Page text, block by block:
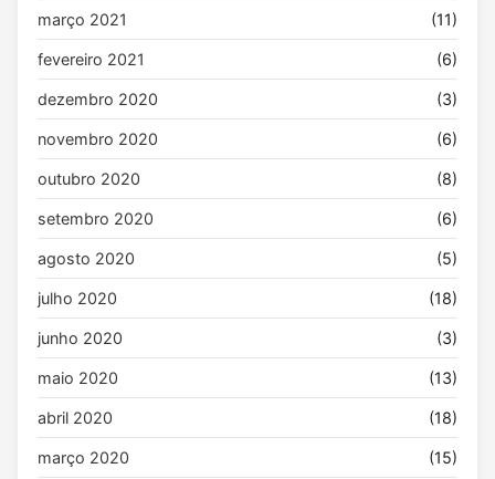
março 2021 (11)
fevereiro 2021 (6)
dezembro 2020 (3)
novembro 2020 (6)
outubro 2020 (8)
setembro 2020 (6)
agosto 2020 (5)
julho 2020 (18)
junho 2020 (3)
maio 2020 (13)
abril 2020 (18)
março 2020 (15)